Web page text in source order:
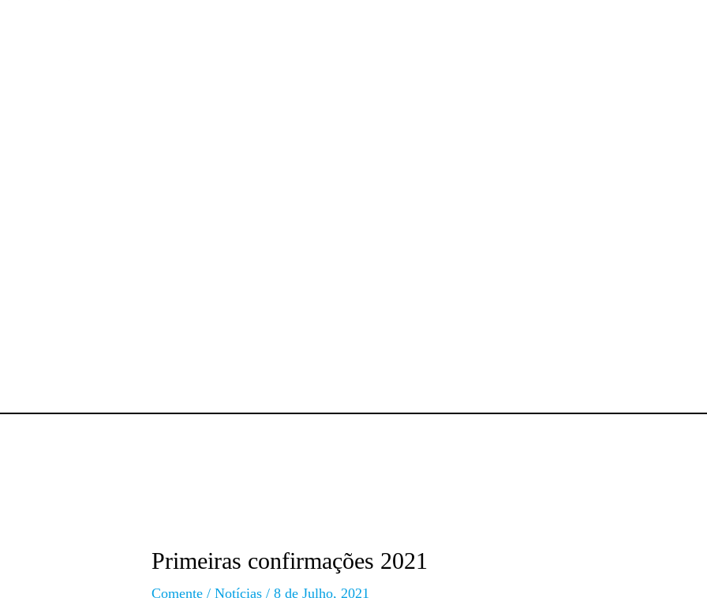
Primeiras confirmações 2021
Comente /Notícias /8 de Julho, 2021